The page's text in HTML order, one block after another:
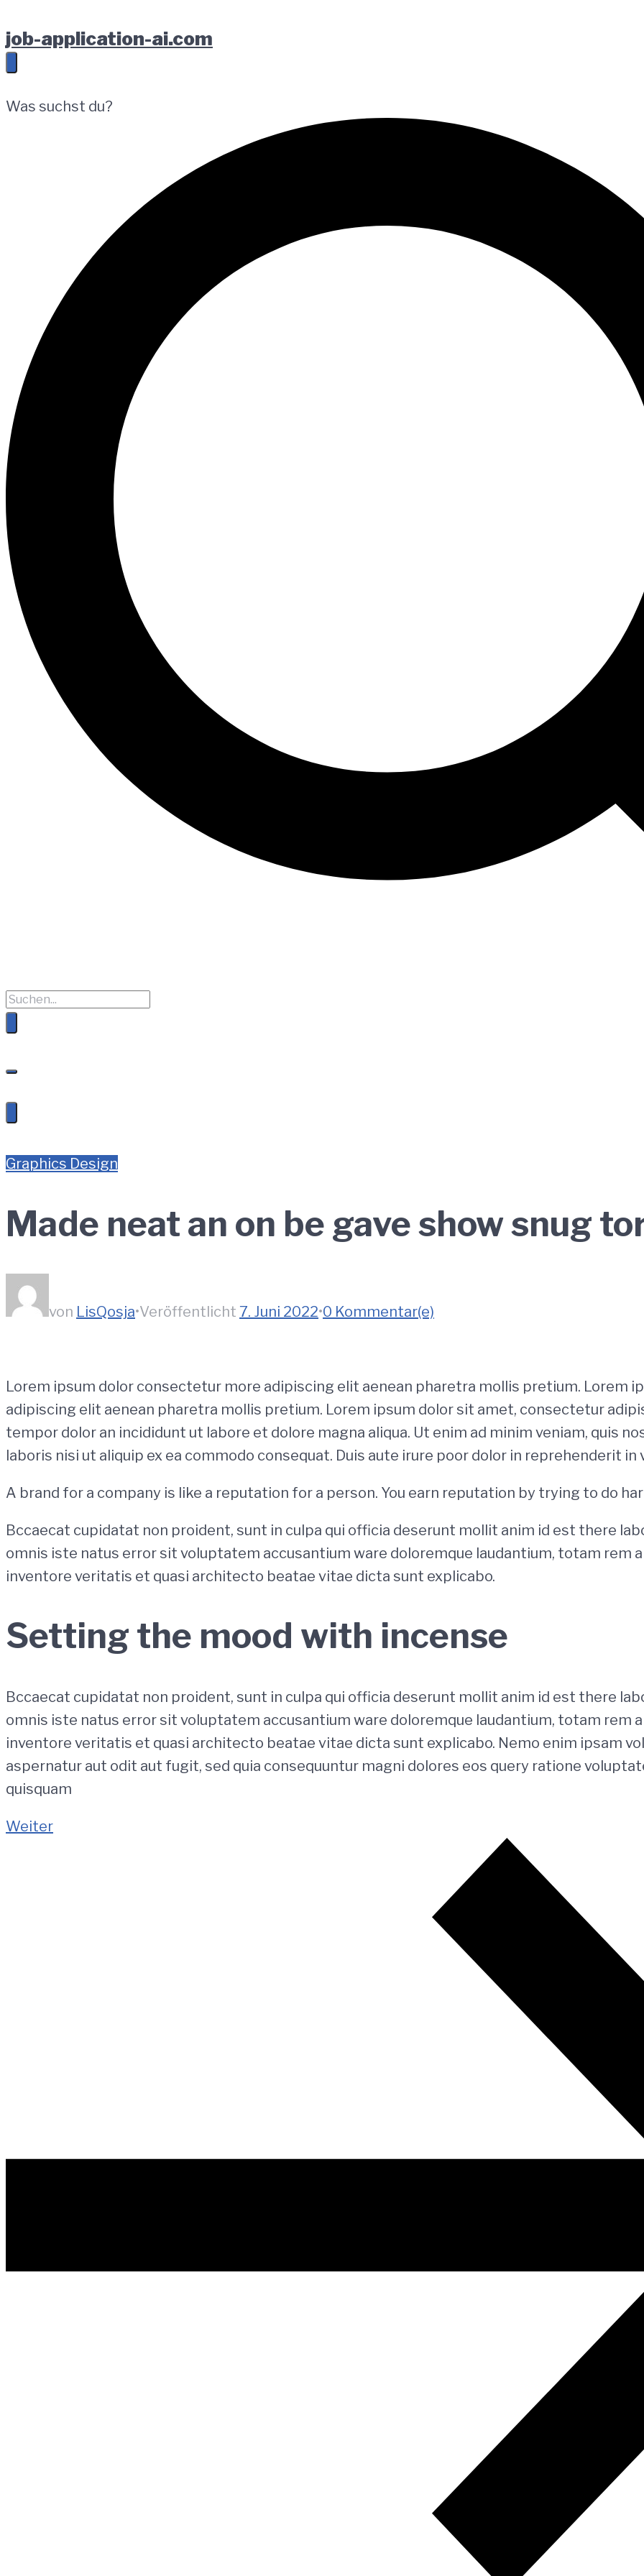
Hauptnavigation
zum
Footer
job-application-ai.com
Was suchst du?
Graphics Design
Made neat an on be gave show snug
von LisQosja•Veröffentlicht 7. Juni 2022•0 Kommentar(e)
Lorem ipsum dolor consectetur more adipiscing elit aenean pharetra mollis pretium. Lorem
adipiscing elit aenean pharetra mollis pretium. Lorem ipsum dolor sit amet, consectetur
tempor dolor an incididunt ut labore et dolore magna aliqua. Ut enim ad minim veniam, quis
laboris nisi ut aliquip ex ea commodo consequat. Duis aute irure poor dolor in reprehenderit
A brand for a company is like a reputation for a person. You earn reputation by trying to do
Bccaecat cupidatat non proident, sunt in culpa qui officia deserunt mollit anim id est there
omnis iste natus error sit voluptatem accusantium ware doloremque laudantium, totam rem
inventore veritatis et quasi architecto beatae vitae dicta sunt explicabo.
Setting the mood with incense
Bccaecat cupidatat non proident, sunt in culpa qui officia deserunt mollit anim id est there
omnis iste natus error sit voluptatem accusantium ware doloremque laudantium, totam rem
inventore veritatis et quasi architecto beatae vitae dicta sunt explicabo. Nemo enim ipsam
aspernatur aut odit aut fugit, sed quia consequuntur magni dolores eos query ratione
quisquam
Beitragsnavigation
Weiter